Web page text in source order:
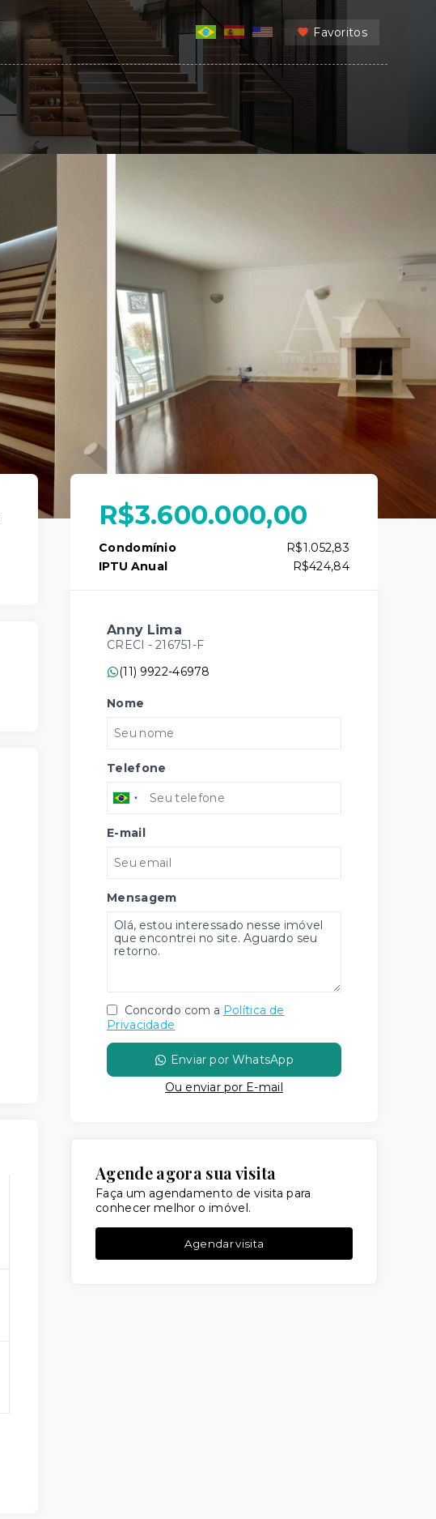
Favoritos
R$3.600.000,00
Condomínio
R$1.052,83
IPTU Anual
R$424,84
Anny Lima
CRECI - 216751-F
(11) 9922-46978
Nome
Telefone
E-mail
Mensagem
Concordo com a Política de
Privacidade
Enviar por WhatsApp
Ou enviar por E-mail
Agende agora sua visita
Faça um agendamento de visita para
conhecer melhor o imóvel.
Agendar visita